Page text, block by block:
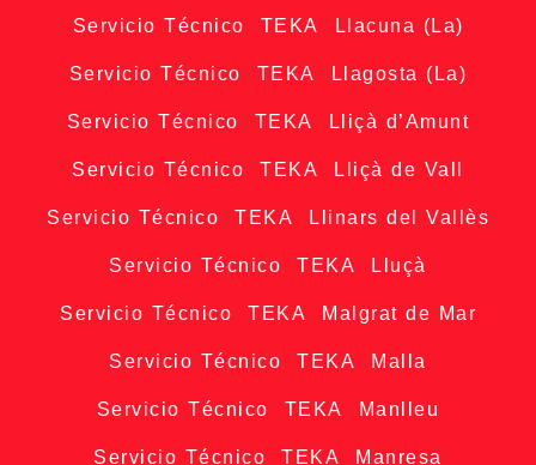
Servicio Técnico TEKA Llacuna (La)
Servicio Técnico TEKA Llagosta (La)
Servicio Técnico TEKA Lliçà d’Amunt
Servicio Técnico TEKA Lliçà de Vall
Servicio Técnico TEKA Llinars del Vallès
Servicio Técnico TEKA Lluçà
Servicio Técnico TEKA Malgrat de Mar
Servicio Técnico TEKA Malla
Servicio Técnico TEKA Manlleu
Servicio Técnico TEKA Manresa